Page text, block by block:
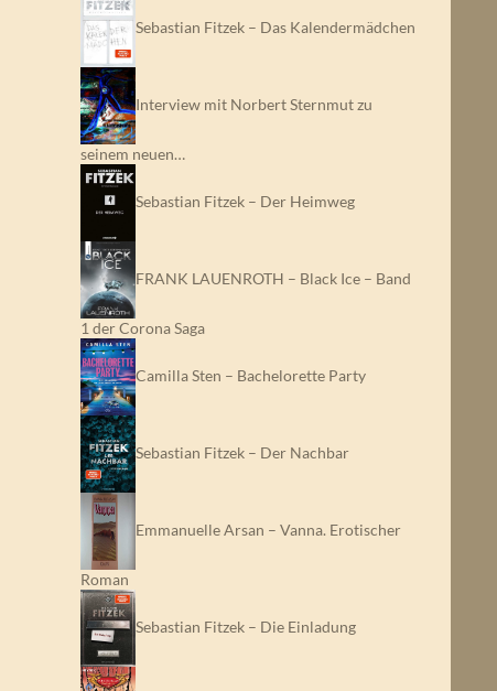
Sebastian Fitzek – Das Kalendermädchen
Interview mit Norbert Sternmut zu
seinem neuen…
Sebastian Fitzek – Der Heimweg
FRANK LAUENROTH – Black Ice – Band
1 der Corona Saga
Camilla Sten – Bachelorette Party
Sebastian Fitzek – Der Nachbar
Emmanuelle Arsan – Vanna. Erotischer
Roman
Sebastian Fitzek – Die Einladung